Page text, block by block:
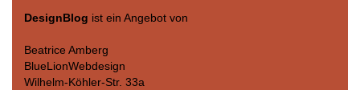
DesignBlog ist ein Angebot von
Beatrice Amberg
BlueLionWebdesign
Wilhelm-Köhler-Str. 33a